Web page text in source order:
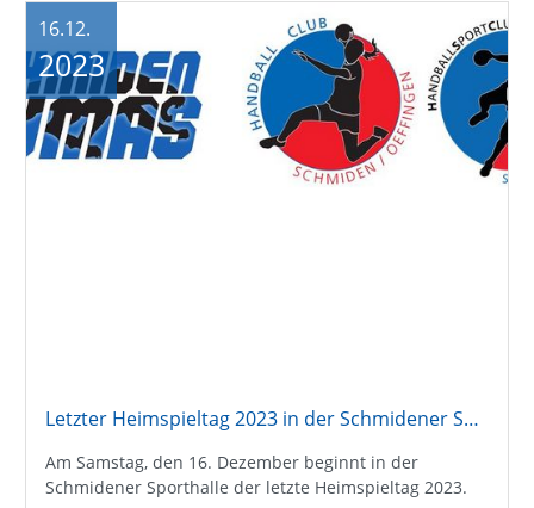
Letzter Heimspieltag 2023 in der Schmidener Sporthalle
Am Samstag, den 16. Dezember beginnt in der
Schmidener Sporthalle der letzte Heimspieltag 2023.
16.12.
2023